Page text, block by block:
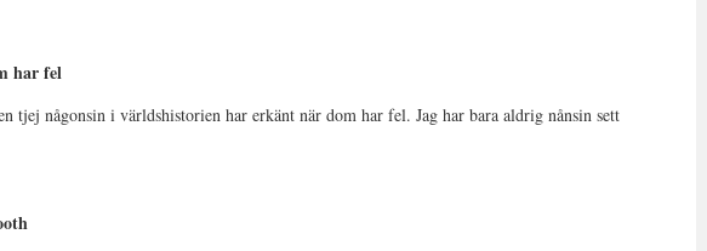
har fel
tjej någonsin i världshistorien har erkänt när dom har fel. Jag har bara aldrig nånsin sett